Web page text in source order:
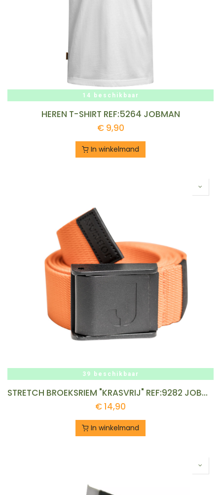
14 beschikbaar
HEREN T-SHIRT REF:5264 JOBMAN
€ 9,90
In winkelmand
39 beschikbaar
STRETCH BROEKSRIEM "KRASVRIJ" REF:9282 JOBMAN
€14,90
In winkelmand